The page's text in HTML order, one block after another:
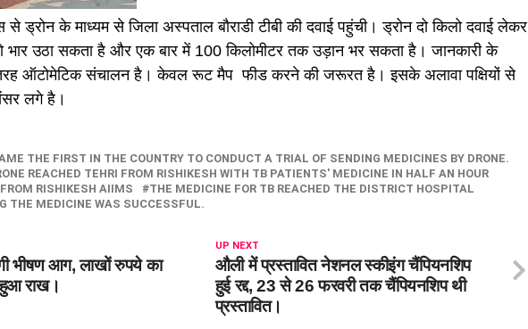
ड्रोन के माध्यम से जिला अस्पताल बौराडी टीबी की दवाई पहुंची। ड्रोन दो किलो दवाई लेकर
भार उठा सकता है और एक बार में 100 किलोमीटर तक उड़ान भर सकता है। जानकारी के
ऑटोमेटिक संचालन है। केवल रूट मैप फीड करने की जरूरत है। इसके अलावा पक्षियों से
लगे है।
THE FIRST IN THE COUNTRY TO CONDUCT A TRIAL OF SENDING MEDICINES BY DRONE.
REACHED TEHRI FROM RISHIKESH WITH TB PATIENTS' MEDICINE IN HALF AN HOUR
FROM RISHIKESH AIIMS
THE MEDICINE FOR TB REACHED THE DISTRICT HOSPITAL
THE MEDICINE WAS SUCCESSFUL.
UP NEXT
औली में प्रस्तावित नेशनल स्कीइंग चैंपियनशिप
हुई रद्द, 23 से 26 फरवरी तक चैंपियनशिप थी
प्रस्तावित।
भीषण आग, लाखों रुपये का
राख।